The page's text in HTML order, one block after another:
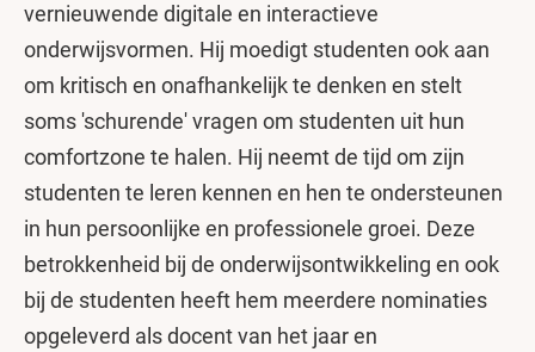
vernieuwende digitale en interactieve
onderwijsvormen. Hij moedigt studenten ook aan
om kritisch en onafhankelijk te denken en stelt
soms 'schurende' vragen om studenten uit hun
comfortzone te halen. Hij neemt de tijd om zijn
studenten te leren kennen en hen te ondersteunen
in hun persoonlijke en professionele groei. Deze
betrokkenheid bij de onderwijsontwikkeling en ook
bij de studenten heeft hem meerdere nominaties
opgeleverd als docent van het jaar en